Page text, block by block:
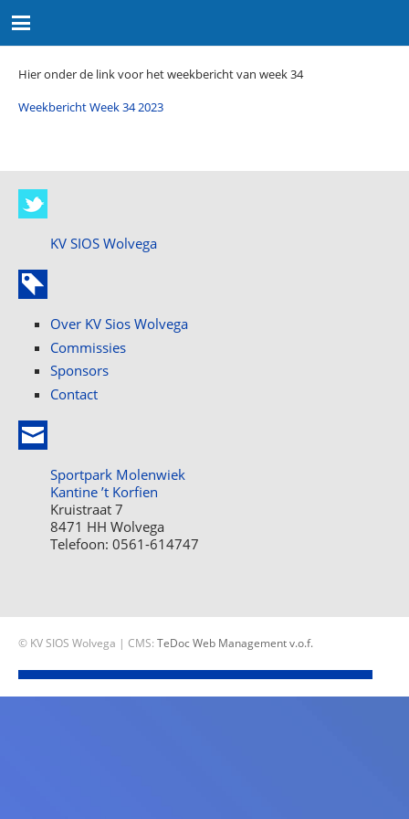
Hier onder de link voor het weekbericht van week 34
Weekbericht Week 34 2023
KV SIOS Wolvega
Over KV Sios Wolvega
Commissies
Sponsors
Contact
Sportpark Molenwiek
Kantine ’t Korfien
Kruistraat 7
8471 HH Wolvega
Telefoon: 0561-614747
© KV SIOS Wolvega | CMS: TeDoc Web Management v.o.f.